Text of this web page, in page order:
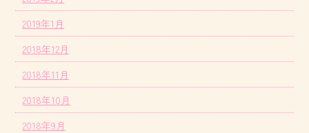
2019年1月
2018年12月
2018年11月
2018年10月
2018年9月